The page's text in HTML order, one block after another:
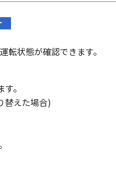
転状態が確認できます。
。
替えた場合)